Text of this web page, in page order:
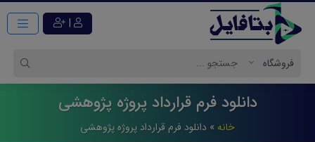
|
دانلود فرم قرارداد پروژه پژوهشى
خانه » دانلود فرم قرارداد پروژه پژوهشى